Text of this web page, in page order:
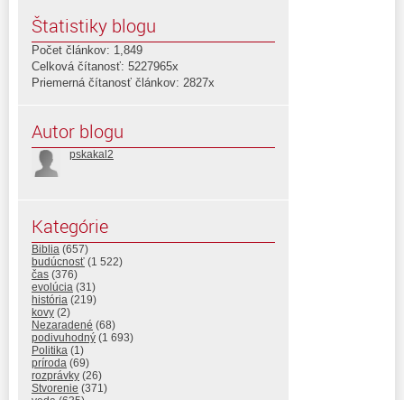
Štatistiky blogu
Počet článkov: 1,849
Celková čítanosť: 5227965x
Priemerná čítanosť článkov: 2827x
Autor blogu
pskakal2
Kategórie
Biblia (657)
budúcnosť (1 522)
čas (376)
evolúcia (31)
história (219)
kovy (2)
Nezaradené (68)
podivuhodný (1 693)
Politika (1)
príroda (69)
rozprávky (26)
Stvorenie (371)